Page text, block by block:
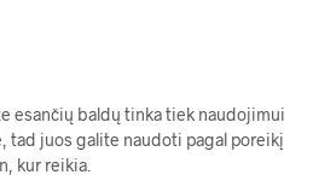
esančių baldų tinka tiek naudojimui
tad juos galite naudoti pagal poreikį
kur reikia.